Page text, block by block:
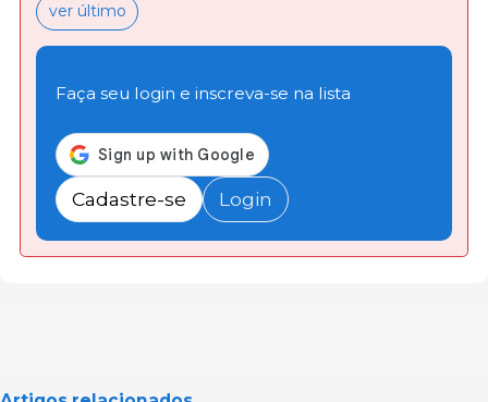
ver último
Faça seu login e inscreva-se na lista
Cadastre-se Login